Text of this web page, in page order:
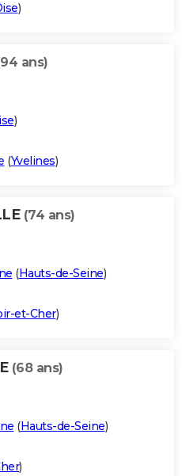
)
ans)
)
(Yvelines)
(74 ans)
(Hauts-de-Seine)
et-Cher)
(68 ans)
(Hauts-de-Seine)
)